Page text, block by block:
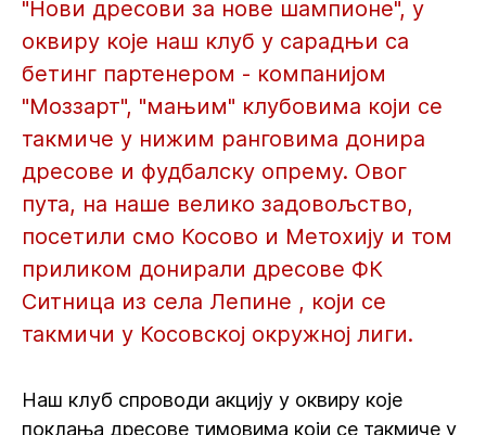
"Нови дресови за нове шампионе", у
оквиру које наш клуб у сарадњи са
бетинг партенером - компанијом
"Моззарт", "мањим" клубовима који се
такмиче у нижим ранговима донира
дресове и фудбалску опрему. Овог
пута, на наше велико задовољство,
посетили смо Косово и Метохију и том
приликом донирали дресове ФК
Ситница из села Лепине , који се
такмичи у Косовској окружној лиги.
Наш клуб спроводи акцију у оквиру које
поклања дресове тимовима који се такмиче у